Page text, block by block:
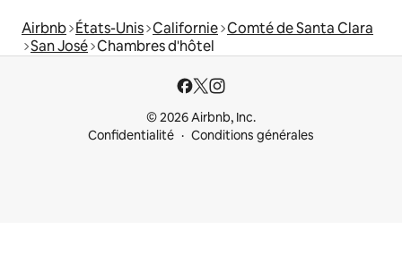
Airbnb États-Unis Californie Comté de Santa Clara
San José Chambres d'hôtel
© 2026 Airbnb, Inc.
Confidentialité
Conditions générales